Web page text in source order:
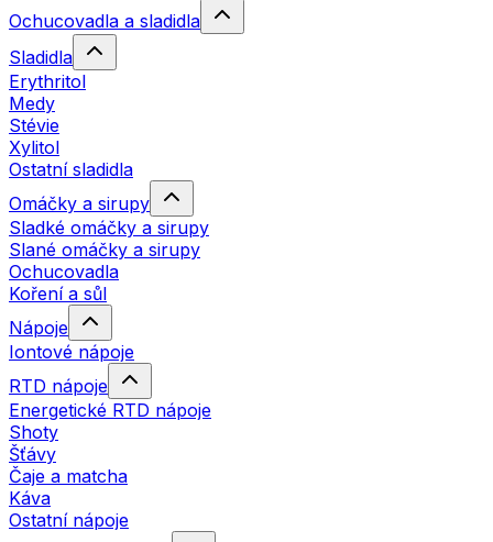
Ochucovadla a sladidla
Sladidla
Erythritol
Medy
Stévie
Xylitol
Ostatní sladidla
Omáčky a sirupy
Sladké omáčky a sirupy
Slané omáčky a sirupy
Ochucovadla
Koření a sůl
Nápoje
Iontové nápoje
RTD nápoje
Energetické RTD nápoje
Shoty
Šťávy
Čaje a matcha
Káva
Ostatní nápoje